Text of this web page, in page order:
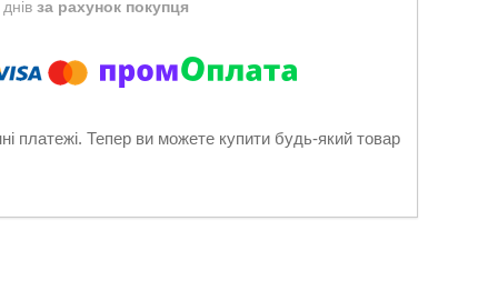
за рахунок покупця
платежі. Тепер ви можете купити будь-який товар